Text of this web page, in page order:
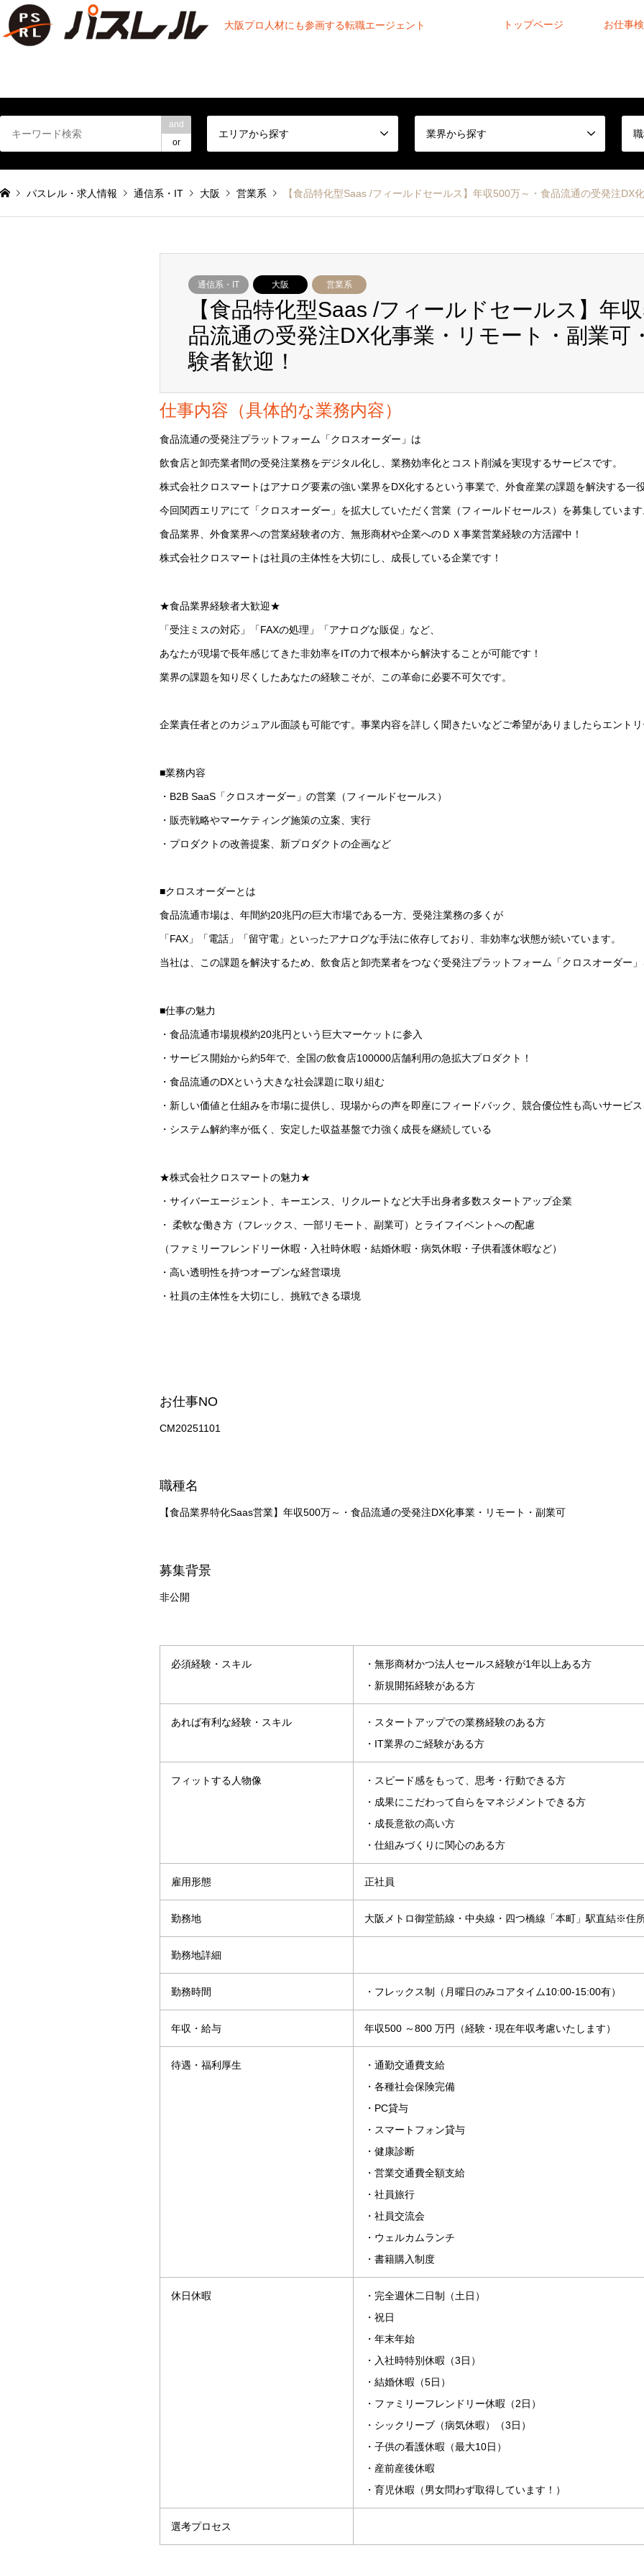
大阪プロ人材にも参画する転職エージェント トップページ お仕事
and
or
エリアから探す 業界から探す
パスレル・求人情報 通信系・IT 大阪 営業系 【食品特化型Saas /フィールドセールス】年収500万～・食品流通の受発注
通信系・IT 大阪 営業系
【食品特化型Saas /フィールドセールス】年
品流通の受発注DX化事業・リモート・副業可
験者歓迎！
仕事内容（具体的な業務内容）
食品流通の受発注プラットフォーム「クロスオーダー」は
飲食店と卸売業者間の受発注業務をデジタル化し、業務効率化とコスト削減を実現するサービスです。
株式会社クロスマートはアナログ要素の強い業界をDX化するという事業で、外食産業の課題を解決する一
今回関西エリアにて「クロスオーダー」を拡大していただく営業（フィールドセールス）を募集していま
食品業界、外食業界への営業経験者の方、無形商材や企業へのＤＸ事業営業経験の方活躍中！
株式会社クロスマートは社員の主体性を大切にし、成長している企業です！
★食品業界経験者大歓迎★
「受注ミスの対応」「FAXの処理」「アナログな販促」など、
あなたが現場で長年感じてきた非効率をITの力で根本から解決することが可能です！
業界の課題を知り尽くしたあなたの経験こそが、この革命に必要不可欠です。
企業責任者とのカジュアル面談も可能です。事業内容を詳しく聞きたいなどご希望がありましたらエント
■業務内容
・B2B SaaS「クロスオーダー」の営業（フィールドセールス）
・販売戦略やマーケティング施策の立案、実行
・プロダクトの改善提案、新プロダクトの企画など
■クロスオーダーとは
食品流通市場は、年間約20兆円の巨大市場である一方、受発注業務の多くが
「FAX」「電話」「留守電」といったアナログな手法に依存しており、非効率な状態が続いています。
当社は、この課題を解決するため、飲食店と卸売業者をつなぐ受発注プラットフォーム「クロスオーダー
■仕事の魅力
・食品流通市場規模約20兆円という巨大マーケットに参入
・サービス開始から約5年で、全国の飲食店100000店舗利用の急拡大プロダクト！
・食品流通のDXという大きな社会課題に取り組む
・新しい価値と仕組みを市場に提供し、現場からの声を即座にフィードバック、競合優位性も高いサービ
・システム解約率が低く、安定した収益基盤で力強く成長を継続している
★株式会社クロスマートの魅力★
・サイバーエージェント、キーエンス、リクルートなど大手出身者多数スタートアップ企業
・ 柔軟な働き方（フレックス、一部リモート、副業可）とライフイベントへの配慮
（ファミリーフレンドリー休暇・入社時休暇・結婚休暇・病気休暇・子供看護休暇など）
・高い透明性を持つオープンな経営環境
・社員の主体性を大切にし、挑戦できる環境
お仕事NO
CM20251101
職種名
【食品業界特化Saas営業】年収500万～・食品流通の受発注DX化事業・リモート・副業可
募集背景
非公開
必須経験・スキル
・無形商材かつ法人セールス経験が1年以上ある方
・新規開拓経験がある方
あれば有利な経験・スキル
・スタートアップでの業務経験のある方
・IT業界のご経験がある方
フィットする人物像
・スピード感をもって、思考・行動できる方
・成果にこだわって自らをマネジメントできる方
・成長意欲の高い方
・仕組みづくりに関心のある方
雇用形態 正社員
勤務地 大阪メトロ御堂筋線・中央線・四つ橋線「本町」駅直結※住
勤務地詳細
勤務時間 ・フレックス制（月曜日のみコアタイム10:00-15:00有）
年収・給与 年収500 ～800 万円（経験・現在年収考慮いたします）
待遇・福利厚生
・通勤交通費支給
・各種社会保険完備
・PC貸与
・スマートフォン貸与
・健康診断
・営業交通費全額支給
・社員旅行
・社員交流会
・ウェルカムランチ
・書籍購入制度
休日休暇
・完全週休二日制（土日）
・祝日
・年末年始
・入社時特別休暇（3日）
・結婚休暇（5日）
・ファミリーフレンドリー休暇（2日）
・シックリーブ（病気休暇）（3日）
・子供の看護休暇（最大10日）
・産前産後休暇
・育児休暇（男女問わず取得しています！）
選考プロセス